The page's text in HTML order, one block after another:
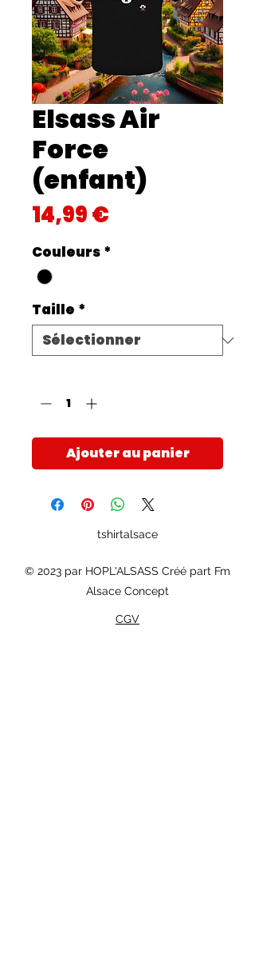
Elsass Air
Force
(enfant)
14,99 €Prix
Couleurs *
Taille *
Ajouter au panier
tshirtalsace
© 2023 par HOPL'ALSASS Créé part Fm
Alsace Concept
CGV